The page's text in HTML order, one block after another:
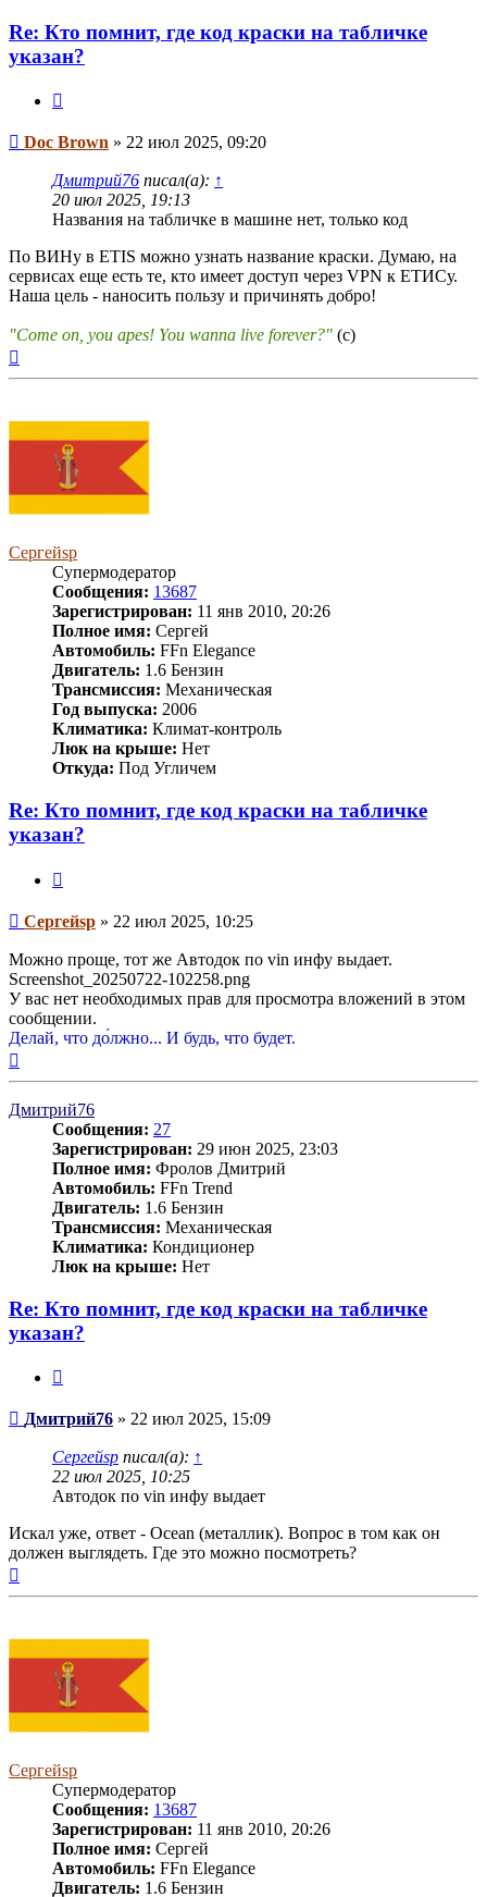
Re: Кто помнит, где код краски на табличке
указан?
Сообщение
Doc Brown » 22 июл 2025, 09:20
Дмитрий76 писал(а): ↑
20 июл 2025, 19:13
Названия на табличке в машине нет, только код
По ВИНу в ETIS можно узнать название краски. Думаю, на
сервисах еще есть те, кто имеет доступ через VPN к ЕТИСу.
Наша цель - наносить пользу и причинять добро!
"Come on, you apes! You wanna live forever?" (c)
Сергейsp
Супермодератор
Сообщения: 13687
Зарегистрирован: 11 янв 2010, 20:26
Полное имя: Сергей
Автомобиль: FFn Elegance
Двигатель: 1.6 Бензин
Трансмиссия: Механическая
Год выпуска: 2006
Климатика: Климат-контроль
Люк на крыше: Нет
Откуда: Под Угличем
Re: Кто помнит, где код краски на табличке
указан?
Сообщение
Сергейsp » 22 июл 2025, 10:25
Можно проще, тот же Автодок по vin инфу выдает.
Screenshot_20250722-102258.png
У вас нет необходимых прав для просмотра вложений в этом
сообщении.
Делай, что до́лжно... И будь, что будет.
Дмитрий76
Сообщения: 27
Зарегистрирован: 29 июн 2025, 23:03
Полное имя: Фролов Дмитрий
Автомобиль: FFn Trend
Двигатель: 1.6 Бензин
Трансмиссия: Механическая
Климатика: Кондиционер
Люк на крыше: Нет
Re: Кто помнит, где код краски на табличке
указан?
Сообщение
Дмитрий76 » 22 июл 2025, 15:09
Сергейsp писал(а): ↑
22 июл 2025, 10:25
Автодок по vin инфу выдает
Искал уже, ответ - Ocean (металлик). Вопрос в том как он
должен выглядеть. Где это можно посмотреть?
Сергейsp
Супермодератор
Сообщения: 13687
Зарегистрирован: 11 янв 2010, 20:26
Полное имя: Сергей
Автомобиль: FFn Elegance
Двигатель: 1.6 Бензин